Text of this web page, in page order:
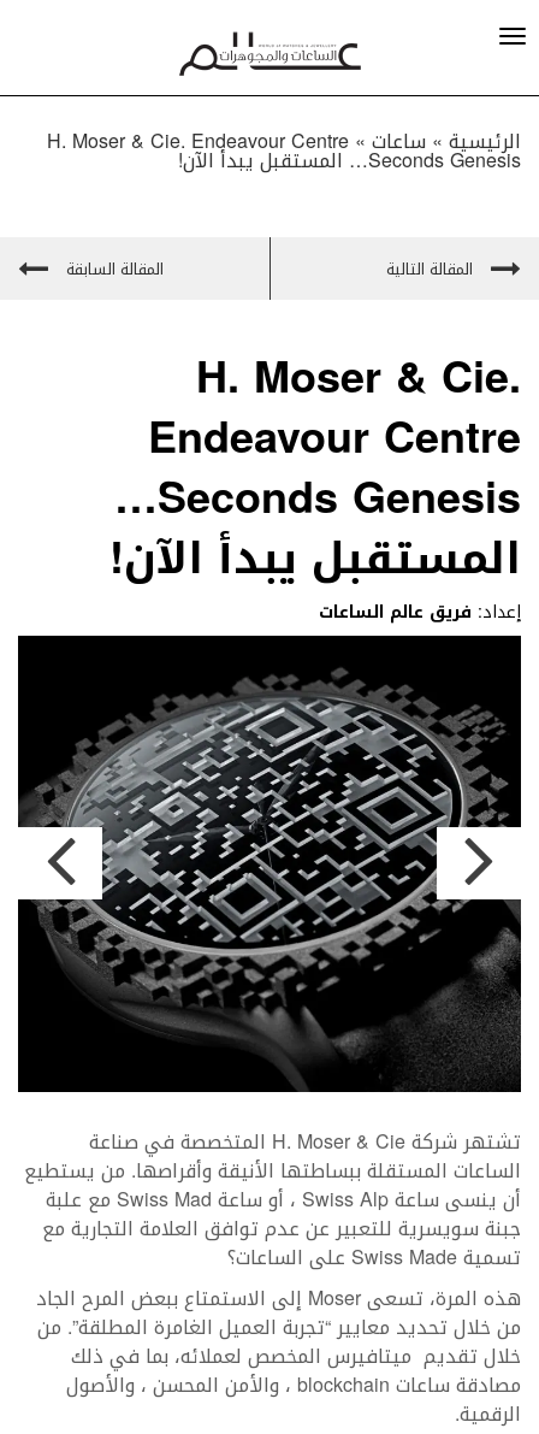
الرئيسية » ساعات»
H. Moser & Cie. Endeavour Centre
Seconds Genesis… المستقبل يبدأ الآن!
المقالة التالية المقالة السابقة
H. Moser & Cie.
Endeavour Centre
Seconds Genesis…
المستقبل يبدأ الآن!
إعداد: فريق عالم الساعات
تشتهر شركة H. Moser & Cie المتخصصة في صناعة
الساعات المستقلة ببساطتها الأنيقة وأقراصها. من يستطيع
أن ينسى ساعة Swiss Alp ، أو ساعة Swiss Mad مع علبة
جبنة سويسرية للتعبير عن عدم توافق العلامة التجارية مع
تسمية Swiss Made على الساعات؟
هذه المرة، تسعى Moser إلى الاستمتاع ببعض المرح الجاد
من خلال تحديد معايير “تجربة العميل الغامرة المطلقة”. من
خلال تقديم ميتافيرس المخصص لعملائه، بما في ذلك
مصادقة ساعات blockchain ، والأمن المحسن ، والأصول
الرقمية.